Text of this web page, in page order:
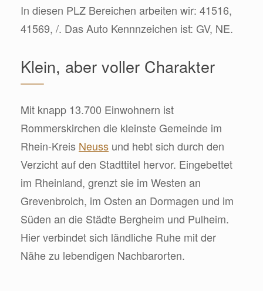
In diesen PLZ Bereichen arbeiten wir: 41516,
41569, /. Das Auto Kennnzeichen ist: GV, NE.
Klein, aber voller Charakter
Mit knapp 13.700 Einwohnern ist
Rommerskirchen die kleinste Gemeinde im
Rhein-Kreis Neuss und hebt sich durch den
Verzicht auf den Stadttitel hervor. Eingebettet
im Rheinland, grenzt sie im Westen an
Grevenbroich, im Osten an Dormagen und im
Süden an die Städte Bergheim und Pulheim.
Hier verbindet sich ländliche Ruhe mit der
Nähe zu lebendigen Nachbarorten.